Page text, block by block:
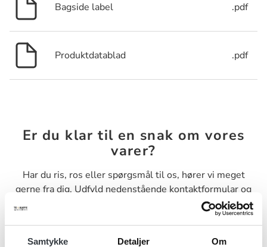
Samtykke Detaljer Om
Bagside label .pdf
Produktdatablad .pdf
Er du klar til en snak om vores
varer?
Har du ris, ros eller spørgsmål til os, hører vi meget
gerne fra dig. Udfyld nedenstående kontaktformular og
send den til os, så vender vi tilbage til dig hurtigst muligt.